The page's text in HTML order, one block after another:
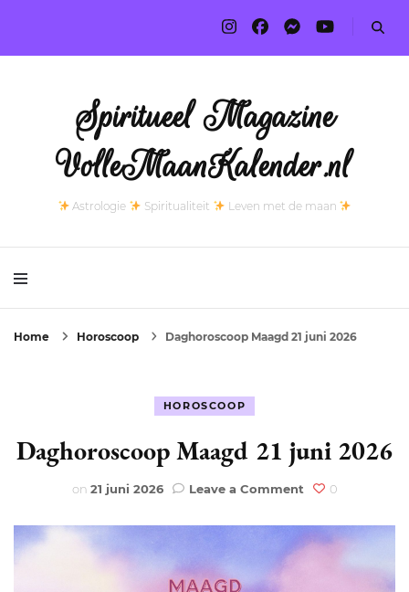
Spiritueel Magazine
VolleMaanKalender.nl
Astrologie Spiritualiteit Leven met de maan
Home Horoscoop Daghoroscoop Maagd 21 juni 2026
HOROSCOOP
Daghoroscoop Maagd 21 juni 2026
on 21 juni 2026 Leave a Commenton
Maagd
21
0